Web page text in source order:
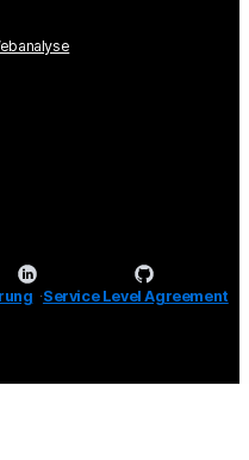
Service Level Agreement